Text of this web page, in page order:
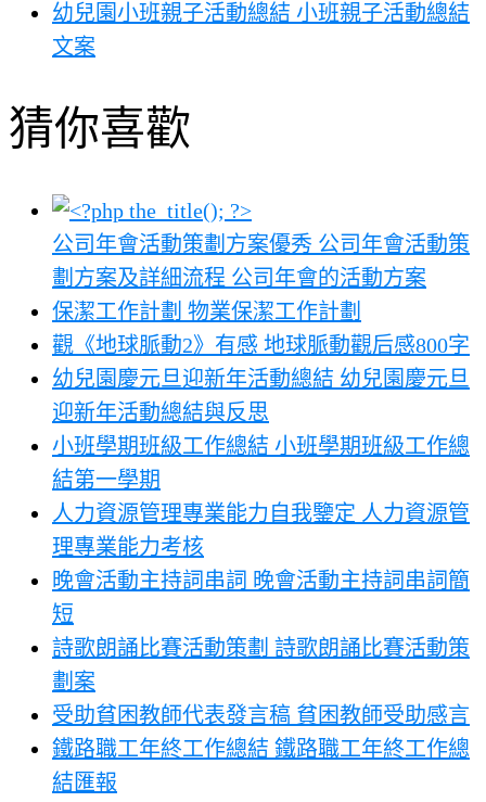
幼兒園小班親子活動總結 小班親子活動總結
文案
猜你喜歡
公司年會活動策劃方案優秀 公司年會活動策
劃方案及詳細流程 公司年會的活動方案
保潔工作計劃 物業保潔工作計劃
觀《地球脈動2》有感 地球脈動觀后感800字
幼兒園慶元旦迎新年活動總結 幼兒園慶元旦
迎新年活動總結與反思
小班學期班級工作總結 小班學期班級工作總
結第一學期
人力資源管理專業能力自我鑒定 人力資源管
理專業能力考核
晚會活動主持詞串詞 晚會活動主持詞串詞簡
短
詩歌朗誦比賽活動策劃 詩歌朗誦比賽活動策
劃案
受助貧困教師代表發言稿 貧困教師受助感言
鐵路職工年終工作總結 鐵路職工年終工作總
結匯報